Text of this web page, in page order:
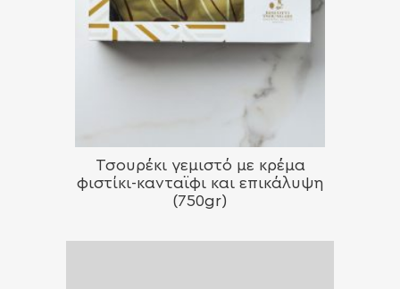
Τσουρέκι γεμιστό με κρέμα
φιστίκι-κανταϊφι και επικάλυψη
(750gr)